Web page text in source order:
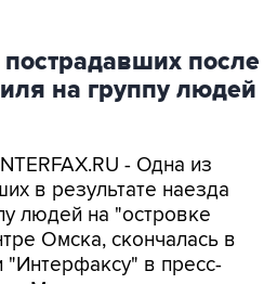
после
на группу людей
- Одна из
людей на "островке
Омска, скончалась в
в пресс-
Минздрава в